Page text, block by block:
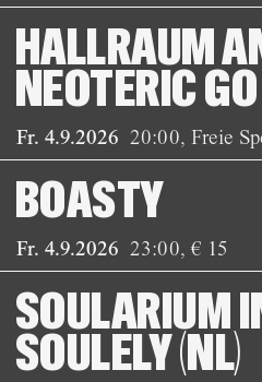
Fr. 4.9.2026 20:00,Freie
HALLRAUM
NEOTERIC
Fr. 4.9.2026 23:00,€ 15
BOASTY
SOULARIUM
SOULELY (NL)